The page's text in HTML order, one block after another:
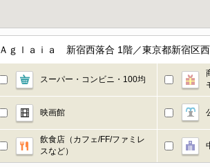
Ａｇｌａｉａ 新宿西落合 1階／東京都新宿区
スーパー・コンビニ・100均
映画館
飲食店（カフェ/FF/ファミレ
スなど）